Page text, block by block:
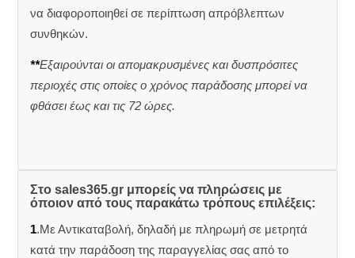
να διαφοροποιηθεί σε περίπτωση απρόβλεπτων
συνθηκών.
**Εξαιρούνται οι απομακρυσμένες και δυσπρόσιτες
περιοχές στις οποίες ο χρόνος παράδοσης μπορεί να
φθάσει έως και τις 72 ώρες.
Στο sales365.gr μπορείς να πληρώσεις με
όποιον από τους παρακάτω τρόπους επιλέξεις:
1.Με Αντικαταβολή, δηλαδή με πληρωμή σε μετρητά
κατά την παράδοση της παραγγελίας σας από το